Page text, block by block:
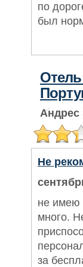
по
был
Андрес
Не
не имею
много.
за